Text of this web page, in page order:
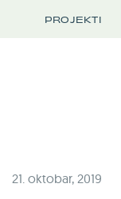
PROJEKTI
21. oktobar, 2019